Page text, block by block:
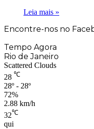
Leia mais »
Encontre-nos no
Tempo Agora
Rio de Janeiro
Scattered Clouds
28 ℃
28º - 28º
72%
2.88 km/h
32℃
qui